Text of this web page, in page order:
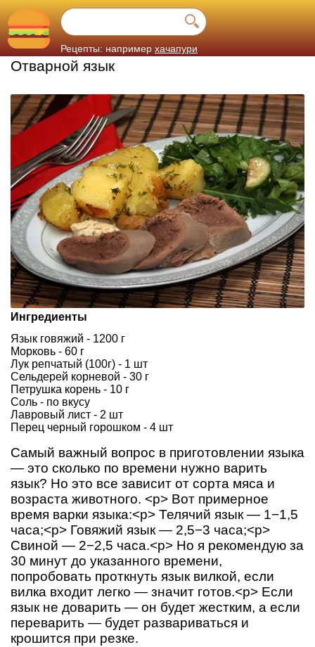
Рецепты: например хачапури
Отварной язык
Ингредиенты
Язык говяжий - 1200 г
Морковь - 60 г
Лук репчатый (100г) - 1 шт
Сельдерей корневой - 30 г
Петрушка корень - 10 г
Соль - по вкусу
Лавровый лист - 2 шт
Перец черный горошком - 4 шт
Самый важный вопрос в приготовлении языка
— это сколько по времени нужно варить
язык? Но это все зависит от сорта мяса и
возраста животного. <p> Вот примерное
время варки языка:<p> Телячий язык — 1−1,5
часа;<p> Говяжий язык — 2,5−3 часа;<p>
Свиной — 2−2,5 часа.<p> Но я рекомендую за
30 минут до указанного времени,
попробовать проткнуть язык вилкой, если
вилка входит легко — значит готов.<p> Если
язык не доварить — он будет жестким, а если
переварить — будет развариваться и
крошится при резке.